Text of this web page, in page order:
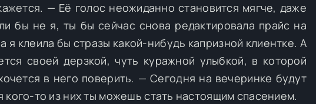
— Её голос неожиданно становится мягче, даже
бы не я, ты бы сейчас снова редактировала прайс на
я клеила бы стразы какой-нибудь капризной клиентке. А
своей дерзкой, чуть куражной улыбкой, в которой
в него поверить. — Сегодня на вечеринке будут
то из них ты можешь стать настоящим спасением.